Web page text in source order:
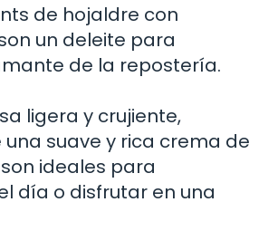
de hojaldre con
un deleite para
de la repostería.
ligera y crujiente,
una suave y rica crema de
ideales para
día o disfrutar en una